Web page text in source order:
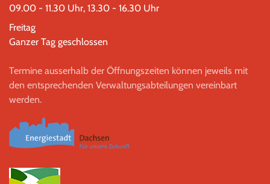
09.00 - 11.30 Uhr, 13.30 - 16.30 Uhr
Freitag
Ganzer Tag geschlossen
Termine ausserhalb der Öffnungszeiten können jeweils mit
den entsprechenden Verwaltungsabteilungen vereinbart
werden.